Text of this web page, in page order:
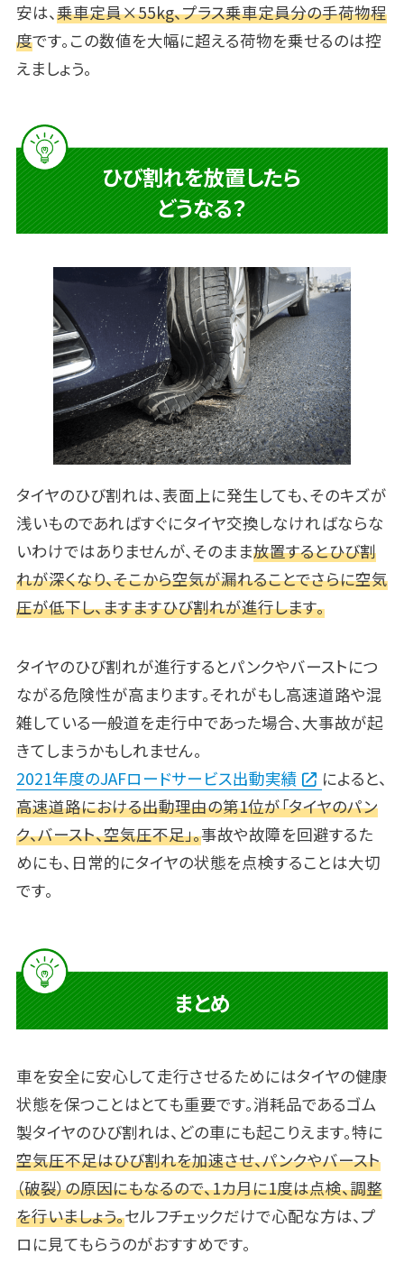
安は、乗車定員×55kg、プラス乗車定員分の手荷物程
度です。この数値を大幅に超える荷物を乗せるのは控
えましょう。
ひび割れを放置したら
どうなる？
タイヤのひび割れは、表面上に発生しても、そのキズが
浅いものであればすぐにタイヤ交換しなければならな
いわけではありませんが、そのまま放置するとひび割
れが深くなり、そこから空気が漏れることでさらに空気
圧が低下し、ますますひび割れが進行します。
タイヤのひび割れが進行するとパンクやバーストにつ
ながる危険性が高まります。それがもし高速道路や混
雑している一般道を走行中であった場合、大事故が起
きてしまうかもしれません。
2021年度のJAFロードサービス出動実績
によると、
高速道路における出動理由の第1位が「タイヤのパン
ク、バースト、空気圧不足」。事故や故障を回避するた
めにも、日常的にタイヤの状態を点検することは大切
です。
まとめ
車を安全に安心して走行させるためにはタイヤの健康
状態を保つことはとても重要です。消耗品であるゴム
製タイヤのひび割れは、どの車にも起こりえます。特に
空気圧不足はひび割れを加速させ、パンクやバースト
（破裂）の原因にもなるので、1カ月に1度は点検、調整
を行いましょう。セルフチェックだけで心配な方は、プ
ロに見てもらうのがおすすめです。